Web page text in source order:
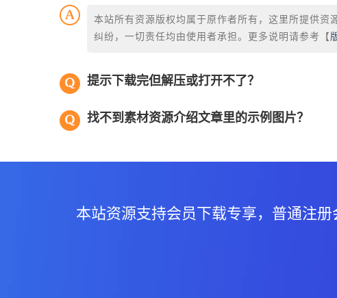
本站所有资源版权均属于原作者所有，这里所提供
纠纷，一切责任均由使用者承担。更多说明请参考【
提示下载完但解压或打开不了？
找不到素材资源介绍文章里的示例图片？
本站资源支持会员下载专享，普通注